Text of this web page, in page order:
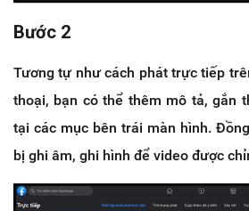
Bước 2
Tương tự như cách phát trực tiếp
thoại, bạn có thể thêm mô tả, gắn
tại các mục bên trái màn hình.
bị ghi âm, ghi hình để video được